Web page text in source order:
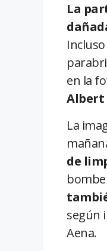
La
en la
Albert
La
de
según
Aena.